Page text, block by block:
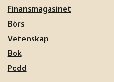
Finansmagasinet
Börs
Vetenskap
Bok
Podd